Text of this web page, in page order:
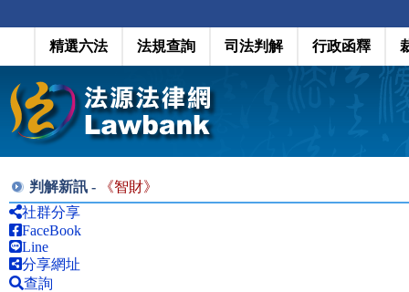
精選六法 法規查詢 司法判解 行政函釋
判解新訊 - 《智財》
社群分享
FaceBook
Line
分享網址
查詢